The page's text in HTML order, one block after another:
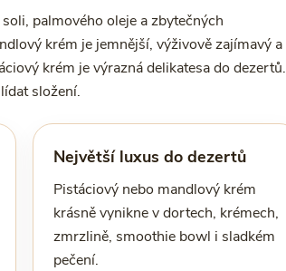
palmového oleje a zbytečných
krém je jemnější, výživově zajímavý a
krém je výrazná delikatesa do dezertů.
složení.
Největší luxus do dezertů
Pistáciový nebo mandlový krém
krásně vynikne v dortech, krémech,
zmrzlině, smoothie bowl i sladkém
pečení.